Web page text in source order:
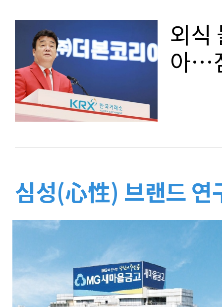
외식
아…
심성(心性) 브랜드 연